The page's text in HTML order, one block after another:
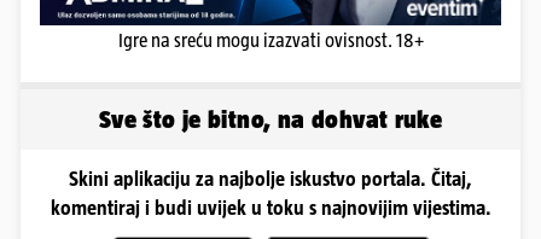
Igre na sreću mogu izazvati ovisnost. 18+
Sve što je bitno, na dohvat ruke
Skini aplikaciju za najbolje iskustvo portala. Čitaj,
komentiraj i budi uvijek u toku s najnovijim vijestima.